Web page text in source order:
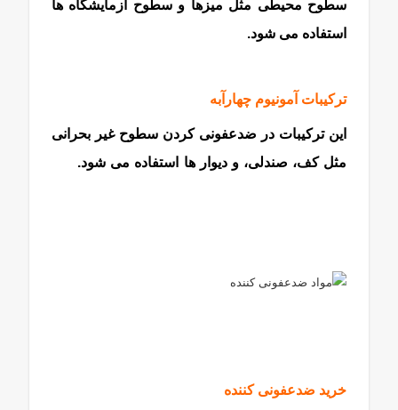
سطوح محیطی مثل میزها و سطوح آزمایشگاه ها
استفاده می شود.
ترکیبات آمونیوم چهارآبه
این ترکیبات در ضدعفونی کردن سطوح غیر بحرانی
مثل کف، صندلی، و دیوار ها استفاده می شود.
خرید ضدعفونی کننده